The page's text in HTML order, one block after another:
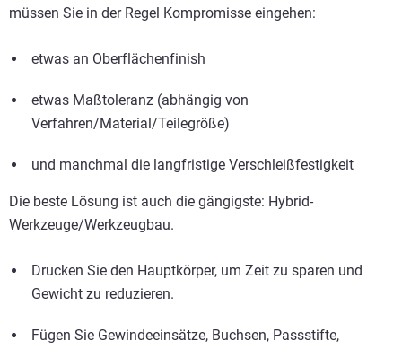
müssen Sie in der Regel Kompromisse eingehen:
etwas an Oberflächenfinish
etwas Maßtoleranz (abhängig von
Verfahren/Material/Teilegröße)
und manchmal die langfristige Verschleißfestigkeit
Die beste Lösung ist auch die gängigste: Hybrid-
Werkzeuge/Werkzeugbau.
Drucken Sie den Hauptkörper, um Zeit zu sparen und
Gewicht zu reduzieren.
Fügen Sie Gewindeeinsätze, Buchsen, Passstifte,